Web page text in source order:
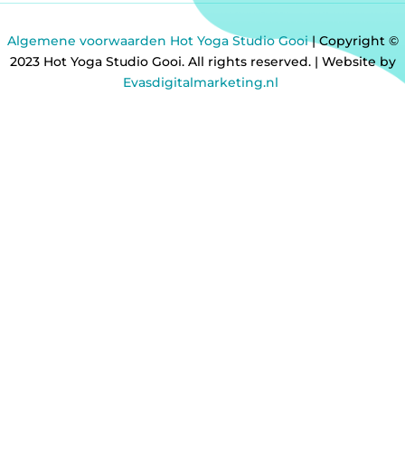
Algemene voorwaarden Hot Yoga Studio Gooi| Copyright ©
2023 Hot Yoga Studio Gooi. All rights reserved. | Website by
Evasdigitalmarketing.nl